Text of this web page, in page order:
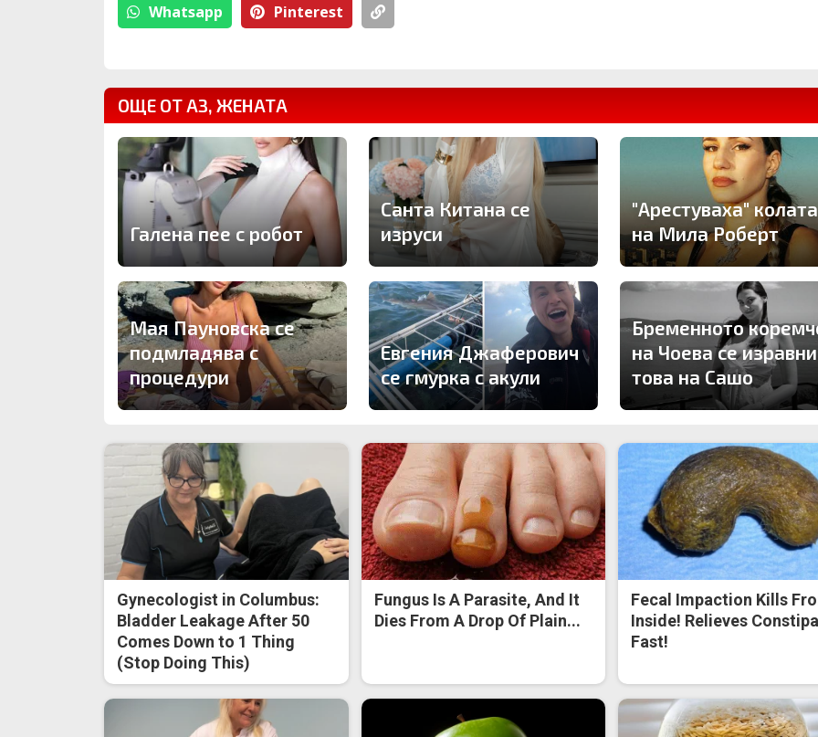
Whatsapp Pinterest
ОЩЕ ОТ АЗ, ЖЕНАТА
Галена пее с робот
Санта Китана се
изруси
"Арестуваха" колата
на Мила Роберт
Мая Пауновска се
подмладява с
процедури
Евгения Джаферович
се гмурка с акули
Бременното
на Чоева се
това на Сашо
Gynecologist in Columbus:
Bladder Leakage After 50
Comes Down to 1 Thing
(Stop Doing This)
Fungus Is A Parasite, And It
Dies From A Drop Of Plain...
Fecal Impaction Kills
Inside! Relieves
Fast!